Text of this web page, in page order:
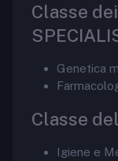
Classe
Genetica
Classe
Igiene e